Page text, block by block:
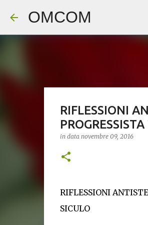
OMCOM
RIFLESSIONI
in data novembre 09, 2016
RIFLESSIONI
SICULO